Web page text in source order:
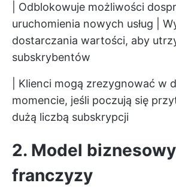
| Odblokowuje możliwości
uruchomienia nowych usług |
dostarczania wartości, aby
subskrybentów
| Klienci mogą zrezygnować w
momencie, jeśli poczują się
dużą liczbą subskrypcji
2. Model biznesowy
franczyzy